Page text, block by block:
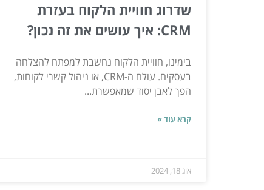
שדרוג חוויית הלקוח בעזרת
CRM: איך עושים את זה נכון?
בימינו, חוויית הלקוח נחשבת למפתח להצלחה
בעסקים. עולם ה-CRM, או ניהול קשרי לקוחות,
הפך לאבן יסוד שמאפשרת...
קרא עוד »
אוג 18, 2024